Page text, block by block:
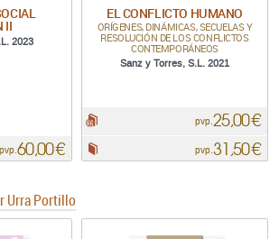
II
2023
pvp.60,00 €
EL CONFLICTO HUMANO
ORÍGENES, DINÁMICAS, SECUELAS Y
RESOLUCIÓN DE LOS CONFLICTOS
CONTEMPORÁNEOS
Sanz y Torres, S.L. 2021
pvp. 25,00 €
pvp.31,50 €
Urra Portillo